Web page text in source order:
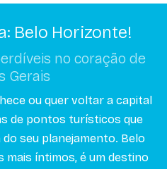
Belo Horizonte!
no coração de
Gerais
ou quer voltar a capital
de pontos turísticos que
seu planejamento. Belo
mais íntimos, é um destino